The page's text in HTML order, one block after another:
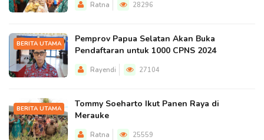
Ratna 28296
BERITA UTAMA
Pemprov Papua Selatan Akan Buka
Pendaftaran untuk 1000 CPNS 2024
Rayendi 27104
BERITA UTAMA
Tommy Soeharto Ikut Panen Raya di
Merauke
Ratna 25559